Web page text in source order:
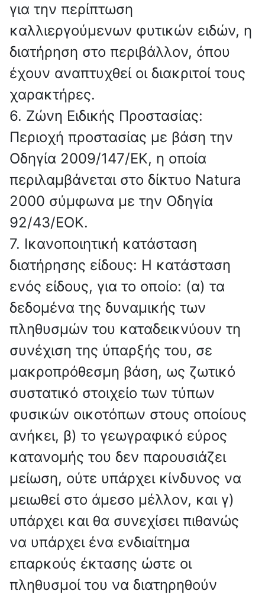
για την περίπτωση
καλλιεργούμενων φυτικών ειδών, η
διατήρηση στο περιβάλλον, όπου
έχουν αναπτυχθεί οι διακριτοί τους
χαρακτήρες.
6. Ζώνη Ειδικής Προστασίας:
Περιοχή προστασίας με βάση την
Οδηγία 2009/147/ΕΚ, η οποία
περιλαμβάνεται στο δίκτυο Natura
2000 σύμφωνα με την Οδηγία
92/43/ΕΟΚ.
7. Ικανοποιητική κατάσταση
διατήρησης είδους: Η κατάσταση
ενός είδους, για το οποίο: (α) τα
δεδομένα της δυναμικής των
πληθυσμών του καταδεικνύουν τη
συνέχιση της ύπαρξής του, σε
μακροπρόθεσμη βάση, ως ζωτικό
συστατικό στοιχείο των τύπων
φυσικών οικοτόπων στους οποίους
ανήκει, β) το γεωγραφικό εύρος
κατανομής του δεν παρουσιάζει
μείωση, ούτε υπάρχει κίνδυνος να
μειωθεί στο άμεσο μέλλον, και γ)
υπάρχει και θα συνεχίσει πιθανώς
να υπάρχει ένα ενδιαίτημα
επαρκούς έκτασης ώστε οι
πληθυσμοί του να διατηρηθούν